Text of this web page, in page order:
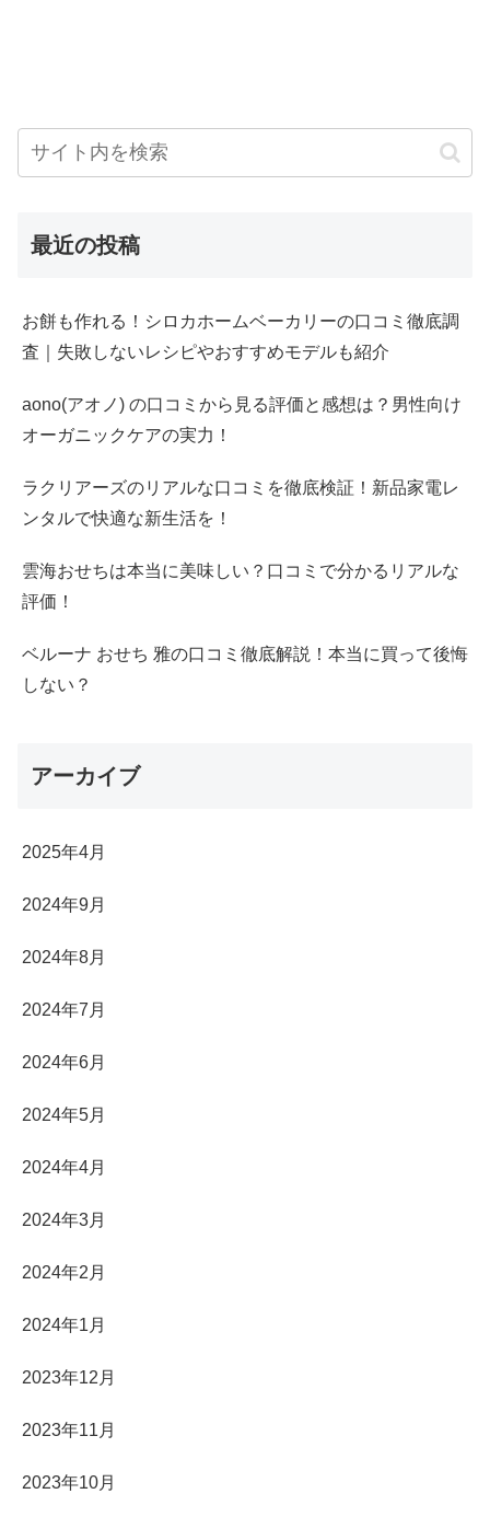
最近の投稿
お餅も作れる！シロカホームベーカリーの口コミ徹底調
査｜失敗しないレシピやおすすめモデルも紹介
aono(アオノ) の口コミから見る評価と感想は？男性向け
オーガニックケアの実力！
ラクリアーズのリアルな口コミを徹底検証！新品家電レ
ンタルで快適な新生活を！
雲海おせちは本当に美味しい？口コミで分かるリアルな
評価！
ベルーナ おせち 雅の口コミ徹底解説！本当に買って後悔
しない？
アーカイブ
2025年4月
2024年9月
2024年8月
2024年7月
2024年6月
2024年5月
2024年4月
2024年3月
2024年2月
2024年1月
2023年12月
2023年11月
2023年10月